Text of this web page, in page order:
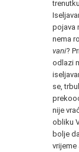
pojava
nema
vani?
odlazi
se,
nije
obliku
bolje